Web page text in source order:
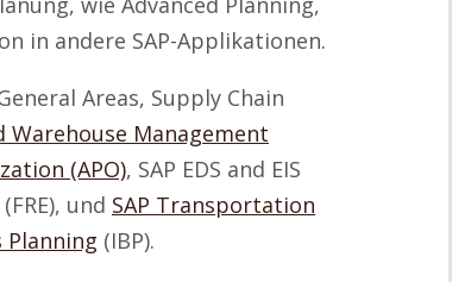
in andere SAP-Applikationen.
Areas, Supply Chain
Warehouse Management
(APO), SAP EDS and EIS
und SAP Transportation
Planning (IBP).